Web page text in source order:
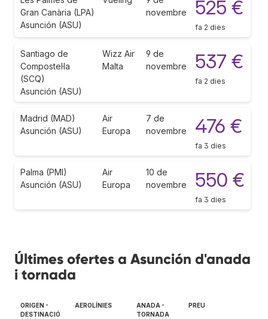
Gran Canària (LPA)
Asunción (ASU)
novembre
525 €
fa 2 dies
Santiago de
Compostel·la
(SCQ)
Asunción (ASU)
Wizz Air
Malta
9 de
novembre
537 €
fa 2 dies
Madrid (MAD)
Asunción (ASU)
Air
Europa
7 de
novembre
476 €
fa 3 dies
Palma (PMI)
Asunción (ASU)
Air
Europa
10 de
novembre
550 €
fa 3 dies
Últimes ofertes a Asunción d'anada
i tornada
ORIGEN -
DESTINACIÓ
AEROLÍNIES
ANADA -
TORNADA
PREU